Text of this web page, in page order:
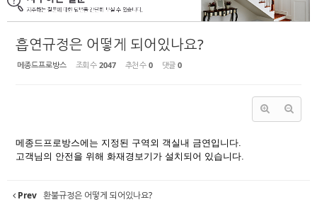
t
흡연규정은 어떻게 되어있나요?
메종드프로방스 조회 수 2047 추천 수 0 댓글 0
메종드프로방스에는 지정된 구역외 객실내 금연입니다.
고객님의 안전을 위해 화재경보기가 설치되어 있습니다.
Prev 환불규정은 어떻게 되어있나요?